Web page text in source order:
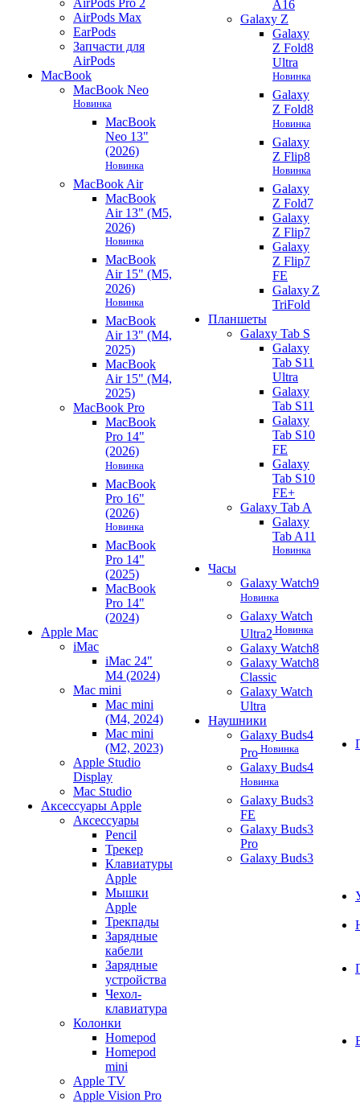
AirPods Pro 2
AirPods Max
EarPods
Запчасти для
AirPods
MacBook
MacBook Neo
Новинка
MacBook
Neo 13"
(2026)
Новинка
MacBook Air
MacBook
Air 13" (M5,
2026)
Новинка
MacBook
Air 15" (M5,
2026)
Новинка
MacBook
Air 13" (M4,
2025)
MacBook
Air 15" (M4,
2025)
MacBook Pro
MacBook
Pro 14"
(2026)
Новинка
MacBook
Pro 16"
(2026)
Новинка
MacBook
Pro 14"
(2025)
MacBook
Pro 14"
(2024)
Apple Mac
iMac
iMac 24"
M4 (2024)
Mac mini
Mac mini
(M4, 2024)
Mac mini
(M2, 2023)
Apple Studio
Display
Mac Studio
Аксессуары Apple
Аксессуары
Pencil
Трекер
Клавиатуры
Apple
Мышки
Apple
Трекпады
Зарядные
кабели
Зарядные
устройства
Чехол-
клавиатура
Колонки
Homepod
Homepod
mini
Apple TV
Apple Vision Pro
A16
Galaxy Z
Galaxy
Z Fold8
Ultra
Новинка
Galaxy
Z Fold8
Новинка
Galaxy
Z Flip8
Новинка
Galaxy
Z Fold7
Galaxy
Z Flip7
Galaxy
Z Flip7
FE
Galaxy Z
TriFold
Планшеты
Galaxy Tab S
Galaxy
Tab S11
Ultra
Galaxy
Tab S11
Galaxy
Tab S10
FE
Galaxy
Tab S10
FE+
Galaxy Tab A
Galaxy
Tab A11
Новинка
Часы
Galaxy Watch9
Новинка
Galaxy Watch
Ultra2 Новинка
Galaxy Watch8
Galaxy Watch8
Classic
Galaxy Watch
Ultra
Наушники
Galaxy Buds4
Pro Новинка
Galaxy Buds4
Новинка
Galaxy Buds3
FE
Galaxy Buds3
Pro
Galaxy Buds3